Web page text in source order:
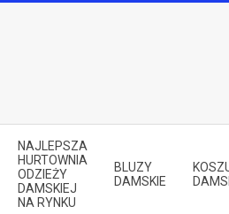
NAJLEPSZA
HURTOWNIA
ODZIEŻY
DAMSKIEJ
NA RYNKU
BLUZY
DAMSKIE